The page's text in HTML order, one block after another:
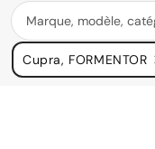
Nous avons de
Cupra, FORMENTOR